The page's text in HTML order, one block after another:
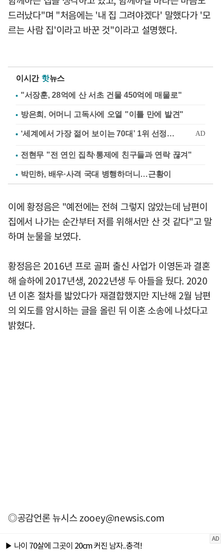
드러났다"며 "처음에는 '내 집 그려야겠다' 말했다가 '모
르는 사람 집'이라고 바꾼 것"이라고 설명했다.
이시간 핫뉴스
"서장훈, 28억에 산 서초 건물 450억에 매물로"
방은희, 어머니 고독사에 오열 "이틀 만에 발견"
전현무 "전 연인 집착·통제에 친구들과 연락 끊겨"
박민하, 배우·사격 국대 병행하더니…근황이
이에 황정음은 "예전에는 전혀 그렇지 않았는데 남편이
집에서 나가는 순간부터 저를 위해서만 산 것 같다"고 말
하며 눈물을 보였다.
황정음은 2016년 프로 골퍼 출신 사업가 이영돈과 결혼
해 슬하에 2017년생, 2022년생 두 아들을 뒀다. 2020
년 이혼 절차를 밟았다가 재결합했지만 지난해 2월 남편
의 외도를 암시하는 글을 올린 뒤 이혼 소송에 나섰다고
밝혔다.
◎공감언론 뉴시스zooey@newsis.com